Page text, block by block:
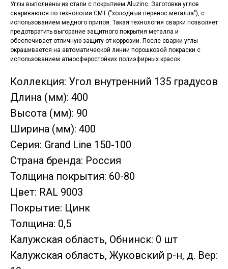
Углы выполнены из стали с покрытием Aluzinc. Заготовки углов
свариваются по технологии CMT ("холодный перенос металла"), с
использованием медного припоя. Такая технология сварки позволяет
предотвратить выгорание защитного покрытия металла и
обеспечивает отличную защиту от коррозии. После сварки углы
окрашивается на автоматической линии порошковой покраски с
использованием атмосферостойких полиэфирных красок.
Коллекция: Угол внутренний 135 градусов
Длина (мм): 400
Высота (мм): 90
Ширина (мм): 400
Серия: Grand Line 150-100
Страна бренда: Россия
Толщина покрытия: 60-80
Цвет: RAL 9003
Покрытие: Цинк
Толщина: 0,5
Калужская область, Обнинск: 0 шт
Калужская область, Жуковский р-н, д. Вер: